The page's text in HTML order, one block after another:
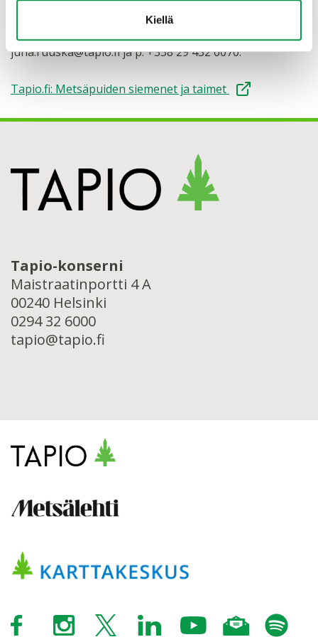
Kiellä
Tapion kasvuliiketoiminnan johtaja Juha Ruuska,
juha.ruuska@tapio.fi ja p. +358 29 432 6070.
Tapio.fi: Metsäpuiden siemenet ja taimet
Tapio-konserni
Maistraatinportti 4 A
00240 Helsinki
0294 32 6000
tapio@tapio.fi